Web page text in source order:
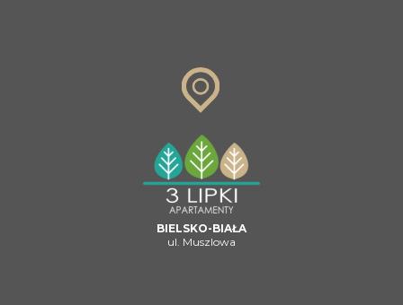
BIELSKO-BIAŁA
ul. Muszlowa